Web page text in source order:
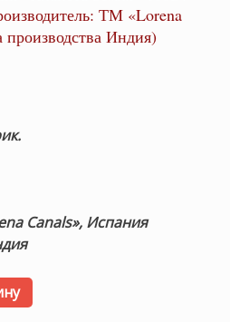
ТМ «Lorena
Индия)
Canals», Испания
стираемый коврик